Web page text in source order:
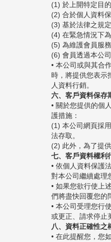
(1) 於上開特定目
(2) 合於個人資料
(3) 基於法律之規
(4) 在緊急情況下
(5) 為維護會員服
(6) 會員透過本公
• 本公司或與其合
時，將提供您表示
人資料行銷。
六、客戶資料保存
• 關於您提供的個
護措施：
(1) 本公司網頁採
法存取。
(2) 此外，為了提
七、客戶資料權利
• 依個人資料保護
對本公司繼續處理
• 如果您欲行使上
們將盡快回覆您的
• 本公司受理您行
或更正、請求停止
八、資料正確性之
• 在此提醒您，您